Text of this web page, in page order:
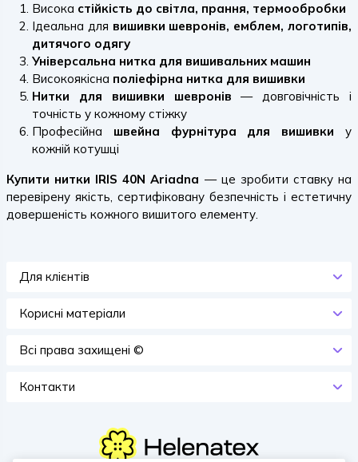
Висока стійкість до світла, прання, термообробки
Ідеальна для вишивки шевронів, емблем, логотипів,
дитячого одягу
Універсальна нитка для вишивальних машин
Високоякісна поліефірна нитка для вишивки
Нитки для вишивки шевронів — довговічність і
точність у кожному стіжку
Професійна швейна фурнітура для вишивки у
кожній котушці
Купити нитки IRIS 40N Ariadna — це зробити ставку на
перевірену якість, сертифіковану безпечність і естетичну
довершеність кожного вишитого елементу.
Для клієнтів
Корисні матеріали
Всi права захищенi ©
Контакти